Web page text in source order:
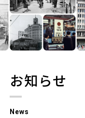
活動内容
お知らせ
News